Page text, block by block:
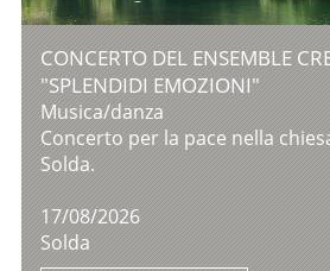
CONCERTO DEL ENSEMBLE
"SPLENDIDI EMOZIONI"
Musica/danza
Concerto per la pace nella
Solda.
17/08/2026
Solda